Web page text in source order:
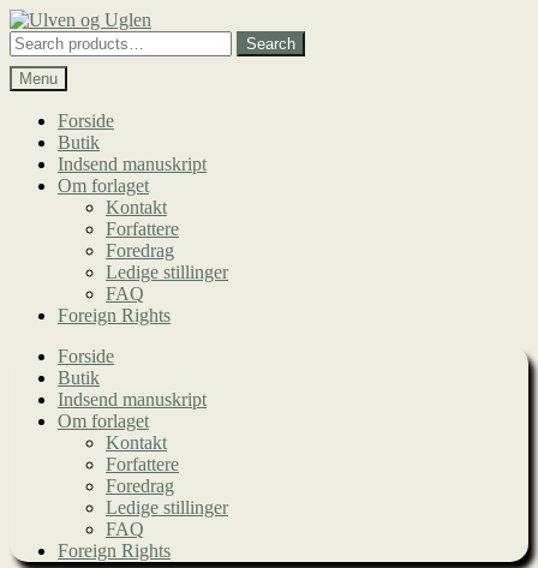
Spring
til
navigation
Spring
til
indhold
Search
for:
Search
Menu
Forside
Butik
Indsend manuskript
Om forlaget
Kontakt
Forfattere
Foredrag
Ledige stillinger
FAQ
Foreign Rights
Forside
Butik
Indsend manuskript
Om forlaget
Kontakt
Forfattere
Foredrag
Ledige stillinger
FAQ
Foreign Rights